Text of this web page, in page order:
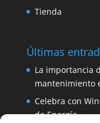
Tienda
Últimas
La importancia
mantenimiento
Celebra con
de Energía